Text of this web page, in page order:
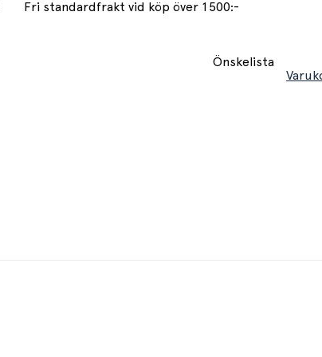
Fri standardfrakt vid köp över 1500:-
Önskelista